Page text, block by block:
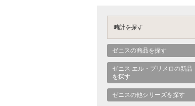
時計を探す
ゼニスの商品を探す
ゼニス エル・プリメロの新品
を探す
ゼニスの他シリーズを探す